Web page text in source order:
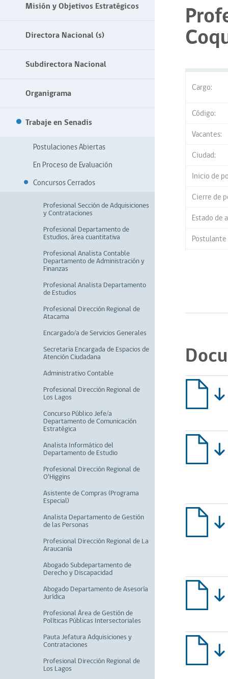
Misión y Objetivos Estratégicos
Directora Nacional (s)
Subdirectora Nacional
Organigrama
Trabaje en Senadis
Postulaciones Abiertas
En Proceso de Evaluación
Concursos Cerrados
Profesional Sección de Adquisiciones
y Contrataciones
Profesional Departamento de
Estudios, área cuantitativa
Profesional Analista Contable
Departamento de Administración y
Finanzas
Profesional Analista Departamento
de Estudios
Profesional Dirección Regional de
Atacama
Encargado/a de Servicios Generales
Secretaria Encargada de Espacios de
Atención Ciudadana
Administrativo Contable
Profesional Dirección Regional de
Los Lagos
Concurso Público Jefe/a
Departamento de Comunicación
Estratégica
Analista Informático del
Departamento de Estudio
Profesional Dirección Regional de
O'Higgins
Asistente de Compras (Programa
Especial)
Analista Departamento de Gestión
de las Personas
Profesional Dirección Regional de La
Araucanía
Abogado Subdepartamento de
Derecho y Discapacidad
Abogado Departamento de Asesoría
Jurídica
Profesional Área de Gestión de
Políticas Públicas Intersectoriales
Pauta Jefatura Adquisiciones y
Contrataciones
Profesional Dirección Regional de
Los Lagos
Cargo:
Código:
Vacantes:
Ciudad:
Inicio de
Cierre de
Estado de